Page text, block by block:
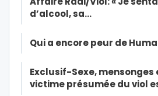
d’alcool, sa…
Qui a encore peur de
Exclusif-Sexe, mensonges
victime présumée du viol